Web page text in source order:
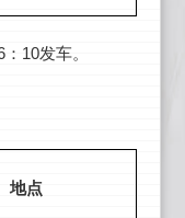
10发车。
地点